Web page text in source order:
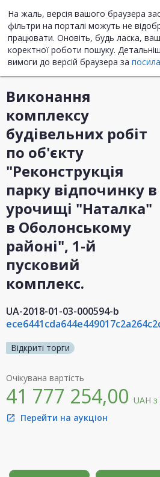
На жаль, версія вашого браузера
фільтри на порталі можуть не
працювати. Оновіть, будь ласка,
коректної роботи пошуку.
вимоги до версій браузера за
Інформація про
Виконання
комплексу
будівельних робіт
по об'єкту
"Реконструкція
парку відпочинку в
урочищі "Наталка"
в Оболонському
районі", 1-й
пусковий
комплекс.
UA-2018-01-03-000594-b
Відкриті торги
Очікувана вартість
41 777 254,00 UAH
open_in_new Перейти на аукціон